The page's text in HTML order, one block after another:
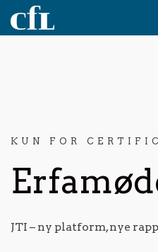
Spring til indhold
KUN FOR
JTI – ny platform, nye